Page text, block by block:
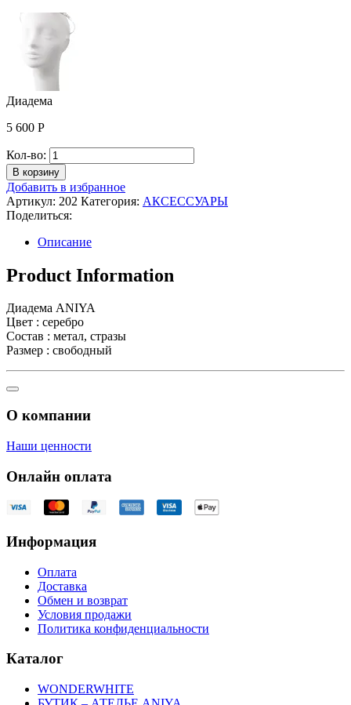
Диадема
5 600 Р
Кол-во: Количество
Диадема
В корзину
Добавить в избранное
Артикул: 202 Категория: АКСЕССУАРЫ
Поделиться:
Описание
Product Information
Диадема ANIYA
Цвет : серебро
Состав : метал, стразы
Размер : свободный
О компании
Наши ценности
Онлайн оплата
Информация
Оплата
Доставка
Обмен и возврат
Условия продажи
Политика конфиденциальности
Каталог
WONDERWHITE